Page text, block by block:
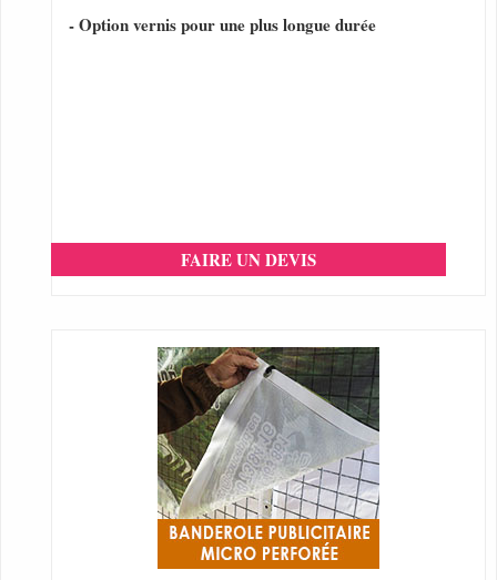
- Option vernis pour une plus longue durée
FAIRE UN DEVIS